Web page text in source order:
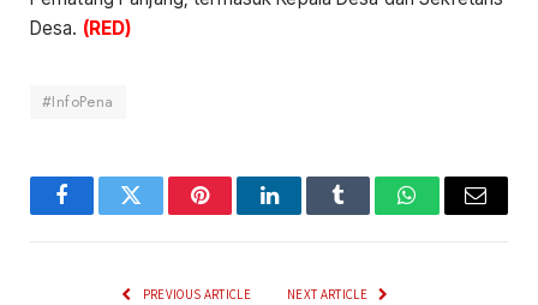
Desa. (RED)
#InfoPena
FacebookTwitter PinterestLinkedInTumblr WhatsApp
Email
PREVIOUS ARTICLE NEXT ARTICLE